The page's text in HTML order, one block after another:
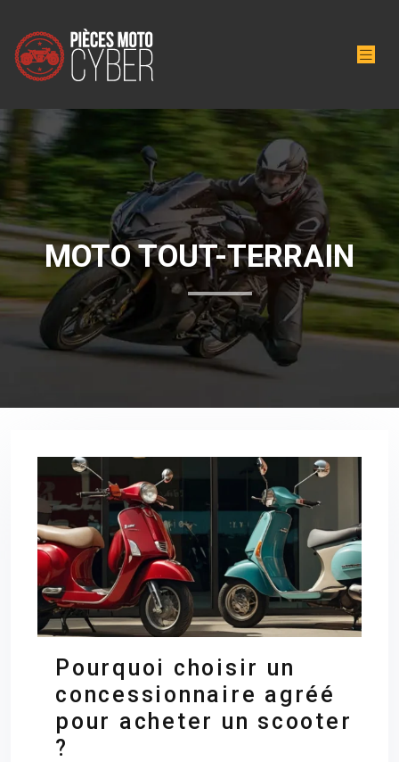
MOTO TOUT-TERRAIN
Pourquoi choisir un
concessionnaire agréé
pour acheter un scooter
?